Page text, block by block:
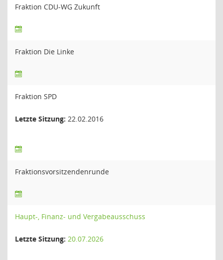
Fraktion CDU-WG Zukunft
Fraktion Die Linke
Fraktion SPD
Letzte Sitzung: 22.02.2016
Fraktionsvorsitzendenrunde
Haupt-, Finanz- und Vergabeausschuss
Letzte Sitzung: 20.07.2026